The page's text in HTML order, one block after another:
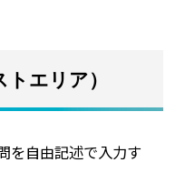
エリア）
を自由記述で入力す